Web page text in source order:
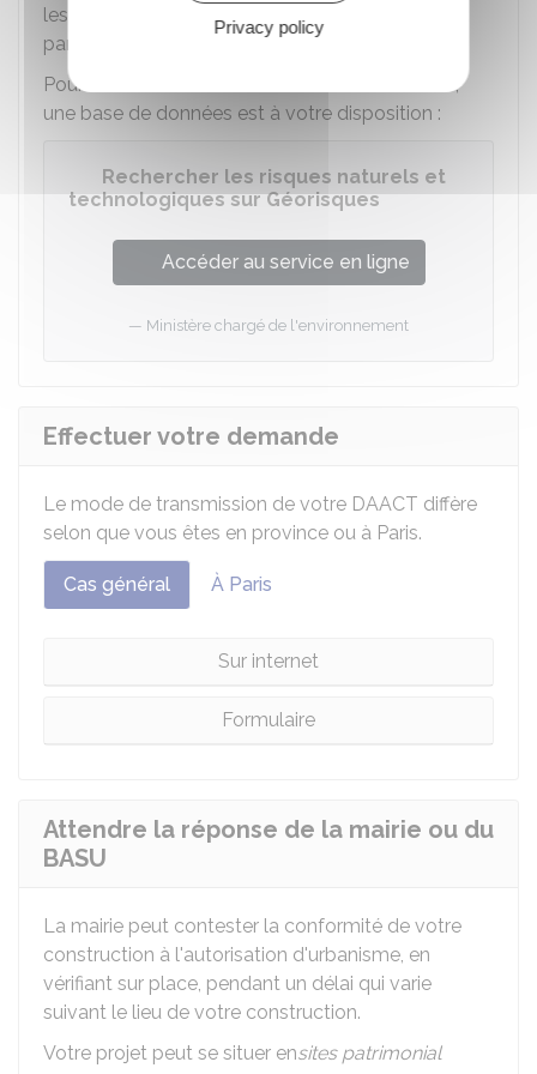
les règles de construction parasismiques et
paracycloniques sont respectées.
Pour savoir si vous êtes dans l'un de ces zones,
une base de données est à votre disposition :
Rechercher les risques naturels et
technologiques sur Géorisques
Accéder au service en ligne
Ministère chargé de l'environnement
Effectuer votre demande
Le mode de transmission de votre DAACT diffère
selon que vous êtes en province ou à Paris.
Cas général À Paris
Sur internet
Formulaire
Attendre la réponse de la mairie ou du
BASU
La mairie peut contester la conformité de votre
construction à l'autorisation d'urbanisme, en
vérifiant sur place, pendant un délai qui varie
suivant le lieu de votre construction.
Votre projet peut se situer ensites patrimonial
Privacy policy